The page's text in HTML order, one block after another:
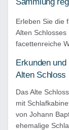
Erleben Sie die
Alten
facettenreiche
Erkunden
Alten Schloss
Das Alte
mit
von Johann
ehemalige